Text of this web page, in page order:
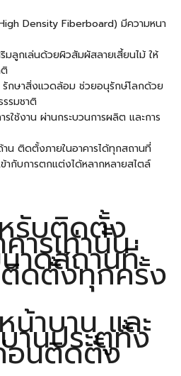
Density Fiberboard) มีความหนา
ลูกเล่นด้วยผิวสัมผัสลายเสี้ยนไม้ ให้
กษาสิ่งแวดล้อม ช่วยอนุรักษ์โลกด้วย
รรมชาติ
ใช้งาน ผ่านกระบวนการผลิต และการ
น ติดตั้งภายในอาคารได้ทุกสถานที่
ากับการตกแต่งได้หลากหลายสไตล์
หรับติดตั้ง
ารเท่านั้น
าดสถานที่
ดตั้งทุกครั้ง
น้าบาน และ
านประตูทั้ง
นติดตั้ง